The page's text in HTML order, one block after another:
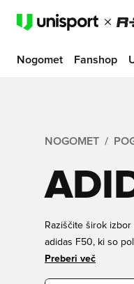
Nogomet Fanshop
NOGOMET
Raziščite širok
adidas F50, ki so
potem je vredno
Preberi več